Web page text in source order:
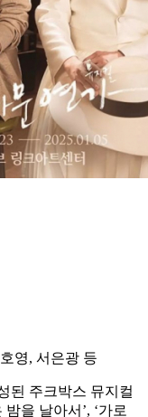
영, 서은광 등
된 주크박스 뮤지컬
밤을 날아서’, ‘가로